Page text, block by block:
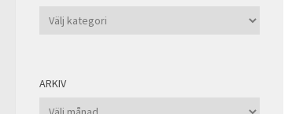
Kategorier
ARKIV
Arkiv